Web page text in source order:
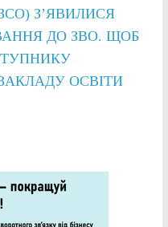
З’ЯВИЛИСЯ
ДО ЗВО. ЩОБ
ОСВІТИ